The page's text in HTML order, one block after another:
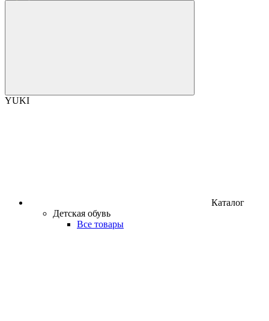
YUKI
Каталог
Детская обувь
Все товары